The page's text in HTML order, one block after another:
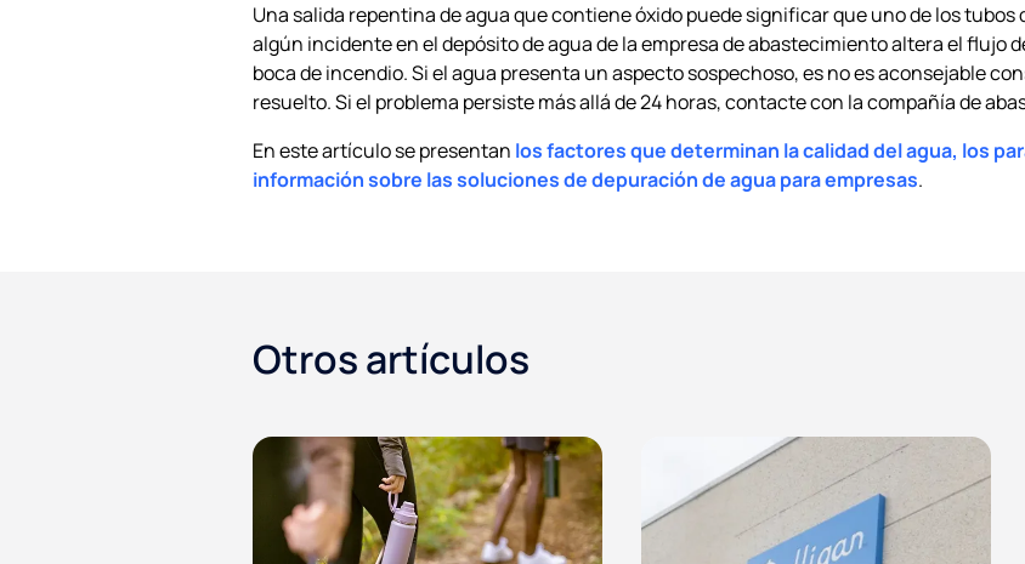
Una salida repentina de agua que contiene óxido puede significar que uno de los
algún incidente en el depósito de agua de la empresa de abastecimiento altera el flujo
boca de incendio. Si el agua presenta un aspecto sospechoso, es no es aconsejable
resuelto. Si el problema persiste más allá de 24 horas, contacte con la compañía de
En este artículo se presentan los factores que determinan la calidad del agua, los
información sobre las soluciones de depuración de agua para empresas.
Otros artículos